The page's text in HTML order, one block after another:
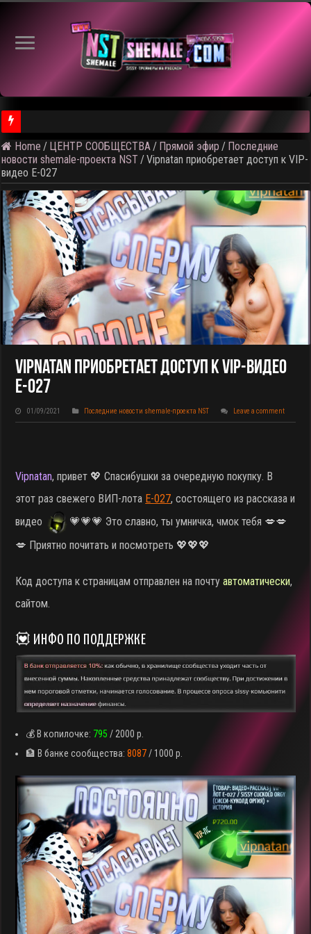
Home / ЦЕНТР СООБЩЕСТВА / Прямой эфир / Последние
новости shemale-проекта NST /Vipnatan приобретает доступ к VIP-
видео E-027
Vipnatan Приобретает Доступ К VIP-Видео
E-027
01/09/2021 Последние новости shemale-проекта NST Leave a comment
Vipnatan, привет 💖 Спасибушки за очередную покупку. В
этот раз свежего ВИП-лота E-027, состоящего из рассказа и
видео
💗💗💗 Это славно, ты умничка, чмок тебя 💋💋
💋 Приятно почитать и посмотреть 💖💖💖
Код доступа к страницам отправлен на почтуавтоматически,
сайтом.
💟 ИНФО ПО ПОДДЕРЖКЕ
💰 В копилочке: 795/ 2000 р.
🏦 В банке сообщества:8087/ 1000 р.